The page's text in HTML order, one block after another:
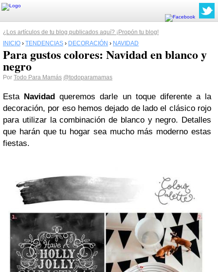
¿Los artículos de tu blog publicados aquí? ¡Propón tu blog!
INICIO › TENDENCIAS › DECORACIÓN › NAVIDAD
Para gustos colores: Navidad en blanco y
negro
Por Todo Para Mamás @todoparamamas
Esta Navidad queremos darle un toque diferente a la
decoración, por eso hemos dejado de lado el clásico rojo
para utilizar la combinación de blanco y negro. Detalles
que harán que tu hogar sea mucho más moderno estas
fiestas.